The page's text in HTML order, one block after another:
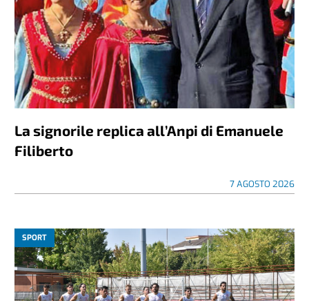
La signorile replica all’Anpi di Emanuele
Filiberto
7 AGOSTO 2026
SPORT